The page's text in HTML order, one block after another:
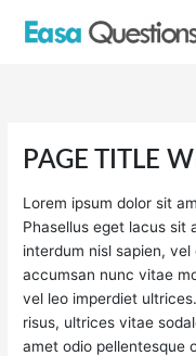
PAGE TITLE
Lorem ipsum dolor sit
Phasellus eget lacus sit
interdum nisl sapien,
accumsan nunc vitae
vel leo imperdiet
risus, ultrices vitae
amet odio pellentesque